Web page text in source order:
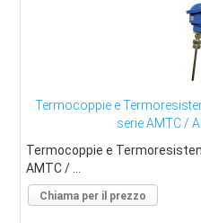
Termocoppie e
serie AMTC /
Termocoppie e
AMTC / ...
Chiama per il prezzo